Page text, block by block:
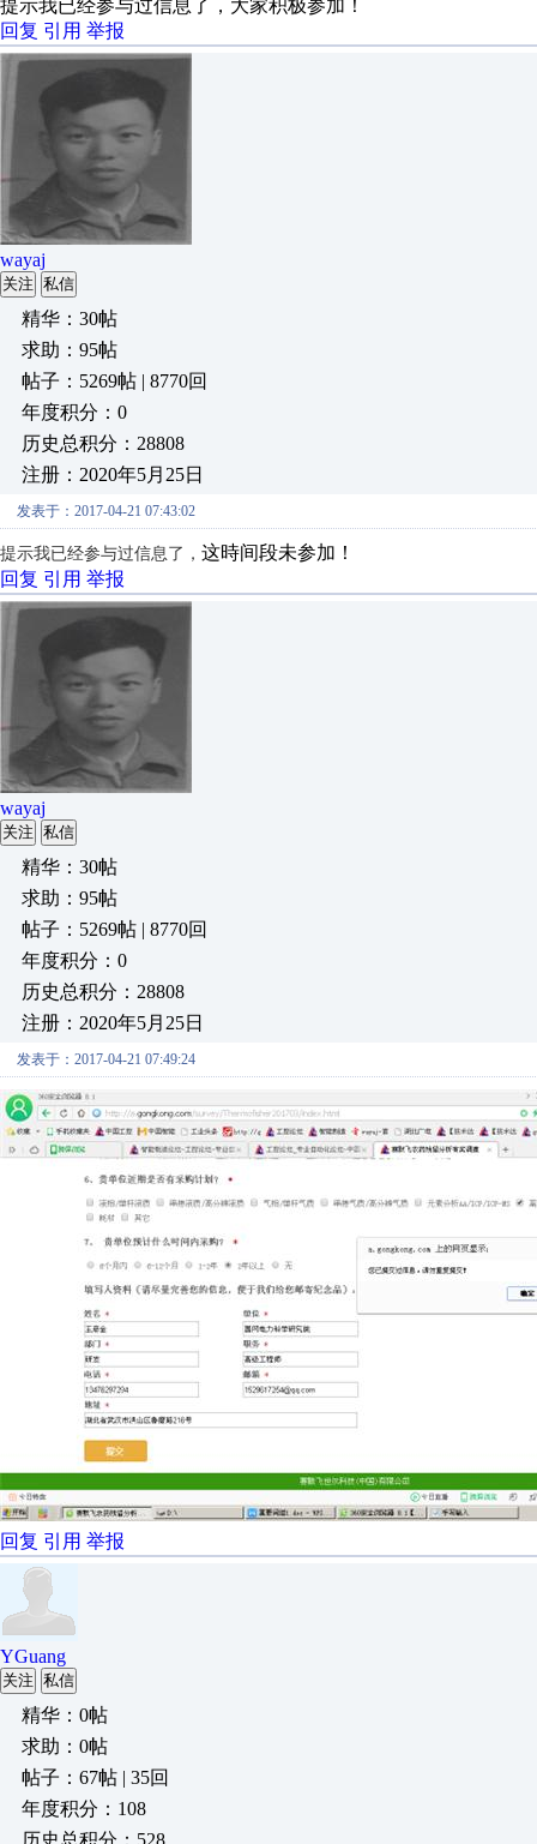
提示我已经参与过信息了，大家积极参加！
回复 引用 举报
wayaj
关注 私信
精华：30帖
求助：95帖
帖子：5269帖 | 8770回
年度积分：0
历史总积分：28808
注册：2020年5月25日
发表于：2017-04-21 07:43:02
提示我已经参与过信息了， 这時间段未参加！
回复 引用 举报
wayaj
关注 私信
精华：30帖
求助：95帖
帖子：5269帖 | 8770回
年度积分：0
历史总积分：28808
注册：2020年5月25日
发表于：2017-04-21 07:49:24
回复 引用 举报
YGuang
关注 私信
精华：0帖
求助：0帖
帖子：67帖 | 35回
年度积分：108
历史总积分：528